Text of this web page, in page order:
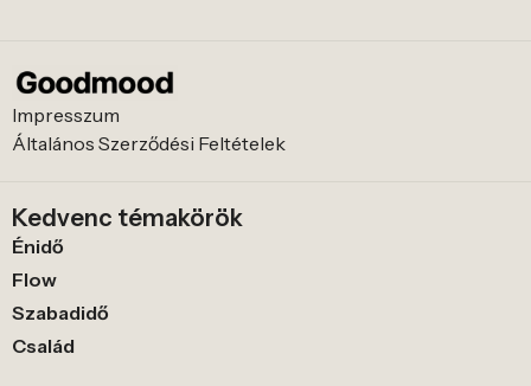
Impresszum
Általános Szerződési Feltételek
Kedvenc témakörök
Énidő
Flow
Szabadidő
Család